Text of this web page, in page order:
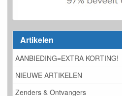
Artikelen
AANBIEDING=EXTRA KORTING!
NIEUWE ARTIKELEN
Zenders & Ontvangers